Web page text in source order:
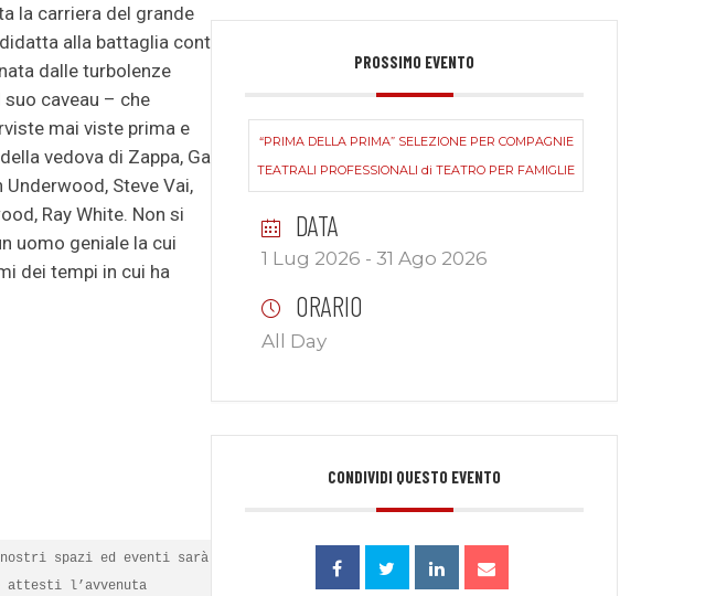
la carriera del grande
alla battaglia contro
dalle turbolenze
caveau – che
mai viste prima e
vedova di Zappa, Gail
Steve Vai,
Ray White. Non si
uomo geniale la cui
dei tempi in cui ha
spazi ed eventi sarà
attesti l’avvenuta
PROSSIMO EVENTO
“PRIMA DELLA PRIMA” SELEZIONE PER COMPAGNIE
TEATRALI PROFESSIONALI di TEATRO PER FAMIGLIE
DATA
1 Lug 2026 - 31 Ago 2026
ORARIO
All Day
CONDIVIDI QUESTO EVENTO